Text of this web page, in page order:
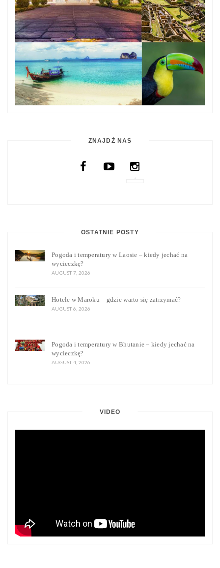
ZNAJDŹ NAS
OSTATNIE POSTY
Pogoda i temperatury w Laosie – kiedy jechać na
wycieczkę?
AUGUST 7, 2026
Hotele w Maroku – gdzie warto się zatrzymać?
AUGUST 6, 2026
Pogoda i temperatury w Bhutanie – kiedy jechać na
wycieczkę?
AUGUST 4, 2026
VIDEO